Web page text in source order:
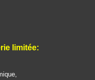
limitée: